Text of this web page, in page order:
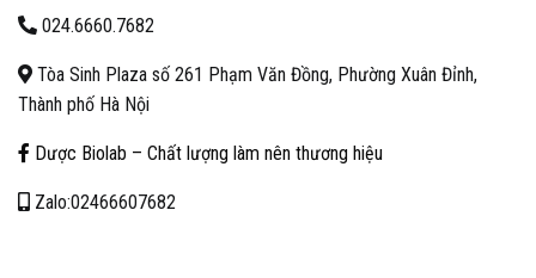
024.6660.7682
Tòa Sinh Plaza số 261 Phạm Văn Đồng, Phường Xuân Đỉnh,
Thành phố Hà Nội
Dược Biolab – Chất lượng làm nên thương hiệu
Zalo:02466607682